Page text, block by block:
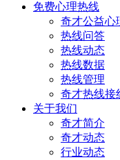
免费心理热线
奇才公益心
热线问答
热线动态
热线数据
热线管理
奇才热线接
关于我们
奇才简介
奇才动态
行业动态